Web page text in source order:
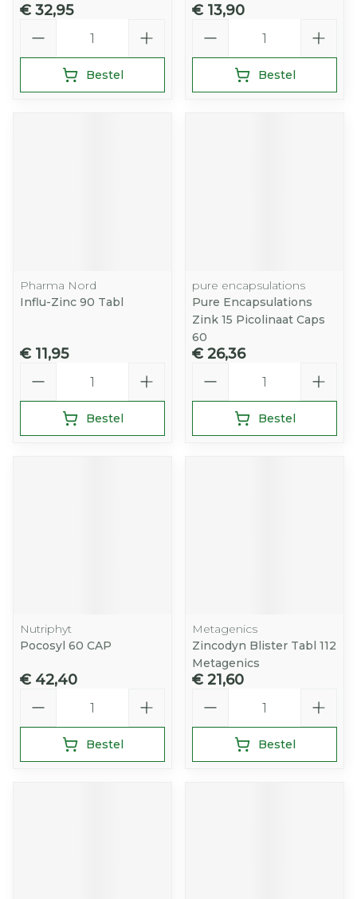
€ 32,95
Bestel
€ 13,90
Bestel
Pharma Nord
Influ-Zinc 90 Tabl
€ 11,95
Bestel
pure encapsulations
Pure Encapsulations
Zink 15 Picolinaat Caps
60
€ 26,36
Bestel
Nutriphyt
Pocosyl 60 CAP
€ 42,40
Bestel
Metagenics
Zincodyn Blister Tabl 112
Metagenics
€ 21,60
Bestel